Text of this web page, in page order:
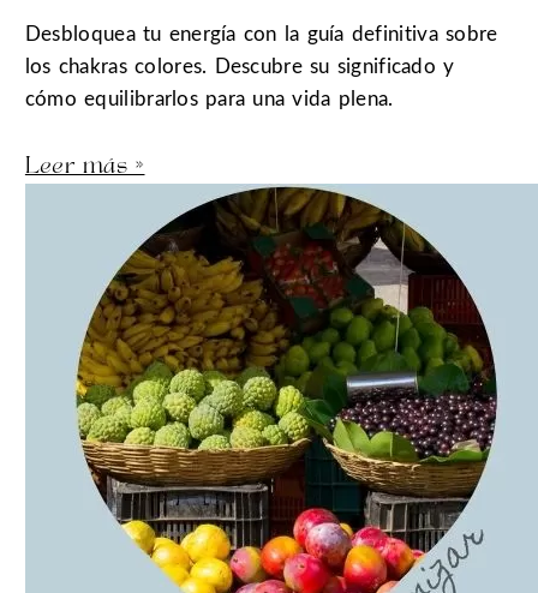
Desbloquea tu energía con la guía definitiva sobre
los chakras colores. Descubre su significado y
cómo equilibrarlos para una vida plena.
Leer más »